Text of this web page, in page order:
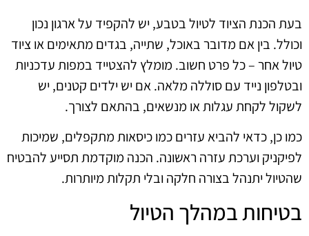
בעת הכנת הציוד לטיול בטבע, יש להקפיד על ארגון נכון
וכולל. בין אם מדובר באוכל, שתייה, בגדים מתאימים או ציוד
טיול אחר – כל פרט חשוב. מומלץ להצטייד במפות עדכניות
ובטלפון נייד עם סוללה מלאה. אם יש ילדים קטנים, יש
לשקול לקחת עגלות או מנשאים, בהתאם לצורך.
כמו כן, כדאי להביא עזרים כמו כיסאות מתקפלים, שמיכות
לפיקניק וערכת עזרה ראשונה. הכנה מוקדמת תסייע להבטיח
שהטיול יתנהל בצורה חלקה ובלי תקלות מיותרות.
בטיחות במהלך הטיול